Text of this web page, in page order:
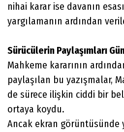
nihai karar ise davanın
yargılamanın ardından
Sürücülerin Paylaşımları
Mahkeme kararının
paylaşılan bu yazışmalar,
de sürece ilişkin ciddi bir
ortaya koydu.
Ancak ekran görüntüsünde